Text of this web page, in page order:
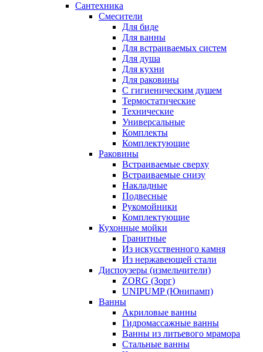
Сантехника
Смесители
Для биде
Для ванны
Для встраиваемых систем
Для душа
Для кухни
Для раковины
С гигиеническим душем
Термостатические
Технические
Универсальные
Комплекты
Комплектующие
Раковины
Встраиваемые сверху
Встраиваемые снизу
Накладные
Подвесные
Рукомойники
Комплектующие
Кухонные мойки
Гранитные
Из искусственного камня
Из нержавеющей стали
Диспоузеры (измельчители)
ZORG (Зорг)
UNIPUMP (Юнипамп)
Ванны
Акриловые ванны
Гидромассажные ванны
Ванны из литьевого мрамора
Стальные ванны